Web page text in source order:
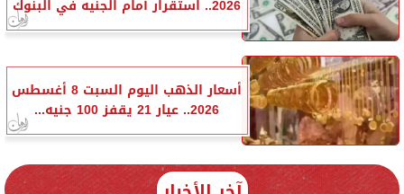
2026.. استقرار أمام الجنيه في البنوك
أسعار الذهب اليوم السبت 8 أغسطس
2026.. عيار 21 يقفز 100 جنيه...